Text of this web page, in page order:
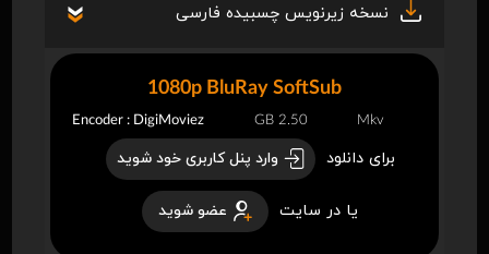
نسخه زیرنویس چسبیده فارسی
برای دانلود وارد پنل کاربری خود شوید
یا در سایت عضو شوید
1080p BluRay SoftSub
Encoder : DigiMoviez 2.50 GB Mkv